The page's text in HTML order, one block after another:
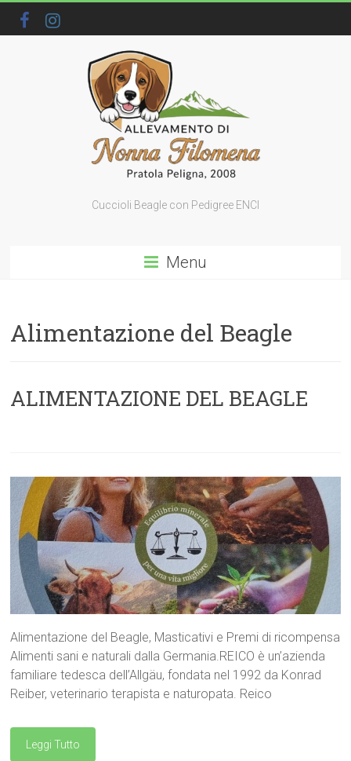
Cuccioli Beagle con Pedigree ENCI
Menu
Alimentazione del Beagle
ALIMENTAZIONE DEL BEAGLE
Alimentazione del Beagle, Masticativi e Premi di ricompensa
Alimenti sani e naturali dalla Germania.REICO è un’azienda
familiare tedesca dell’Allgäu, fondata nel 1992 da Konrad
Reiber, veterinario terapista e naturopata. Reico
Leggi Tutto